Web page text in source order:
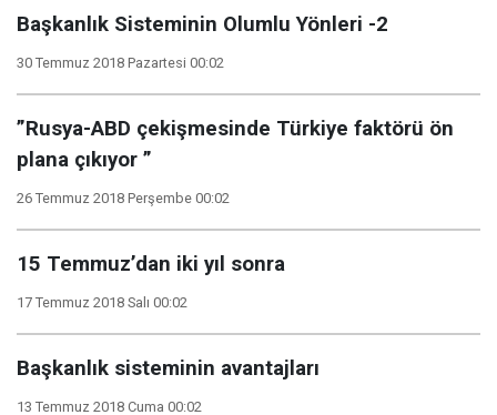
Başkanlık Sisteminin Olumlu Yönleri -2
30 Temmuz 2018 Pazartesi 00:02
”Rusya-ABD çekişmesinde Türkiye faktörü ön
plana çıkıyor ”
26 Temmuz 2018 Perşembe 00:02
15 Temmuz’dan iki yıl sonra
17 Temmuz 2018 Salı 00:02
Başkanlık sisteminin avantajları
13 Temmuz 2018 Cuma 00:02